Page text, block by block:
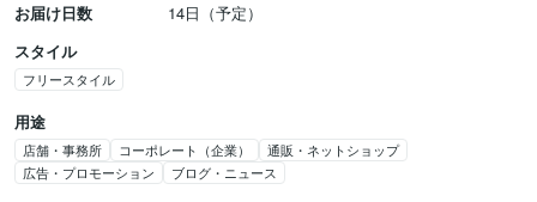
お届け日数
14日（予定）
スタイル
フリースタイル
用途
店舗・事務所 コーポレート（企業）
通販・ネットショップ
広告・プロモーション
ブログ・ニュース